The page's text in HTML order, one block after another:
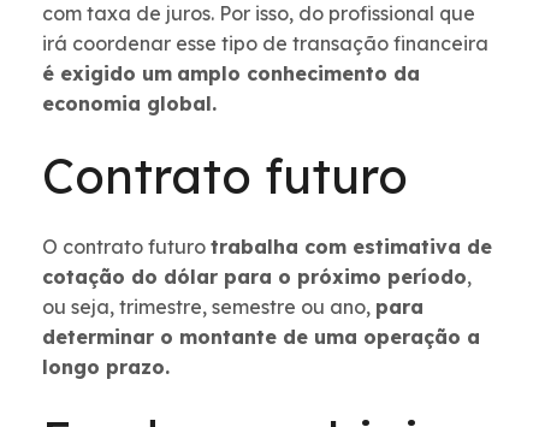
com taxa de juros. Por isso, do profissional que
irá coordenar esse tipo de transação financeira
é exigido um amplo conhecimento da
economia global.
Contrato futuro
O contrato futuro trabalha com estimativa de
cotação do dólar para o próximo período,
ou seja, trimestre, semestre ou ano, para
determinar o montante de uma operação a
longo prazo.